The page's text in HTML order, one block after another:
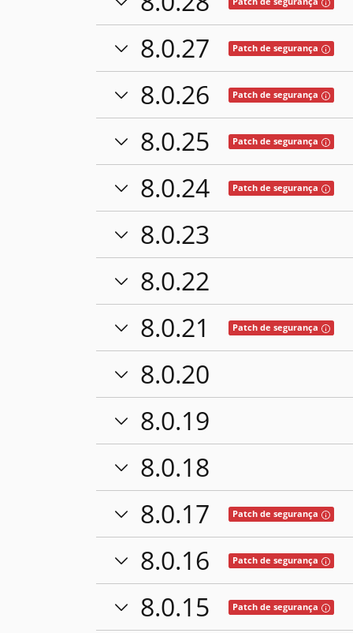
8.0.27 Patch de segurança
8.0.26 Patch de segurança
8.0.25 Patch de segurança
8.0.24 Patch de segurança
8.0.23
8.0.22
8.0.21
Patch de segurança
8.0.20
8.0.19
8.0.18
8.0.17
Patch de segurança
8.0.16 Patch de segurança
8.0.15 Patch de segurança